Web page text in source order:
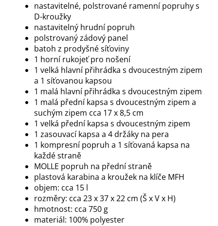
nastavitelné, polstrované ramenní popruhy s
D-kroužky
nastavitelný hrudní popruh
polstrovaný zádový panel
batoh z prodyšné síťoviny
1 horní rukojeť pro nošení
1 velká hlavní přihrádka s dvoucestným zipem
a 1 síťovanou kapsou
1 malá hlavní přihrádka s dvoucestným zipem
1 malá přední kapsa s dvoucestným zipem a
suchým zipem cca 17 x 8,5 cm
1 velká přední kapsa s dvoucestným zipem
1 zasouvací kapsa a 4 držáky na pera
1 kompresní popruh a 1 síťovaná kapsa na
každé straně
MOLLE popruh na přední straně
plastová karabina a kroužek na klíče MFH
objem: cca 15 l
rozměry: cca 23 x 37 x 22 cm (Š x V x H)
hmotnost: cca 750 g
materiál: 100% polyester